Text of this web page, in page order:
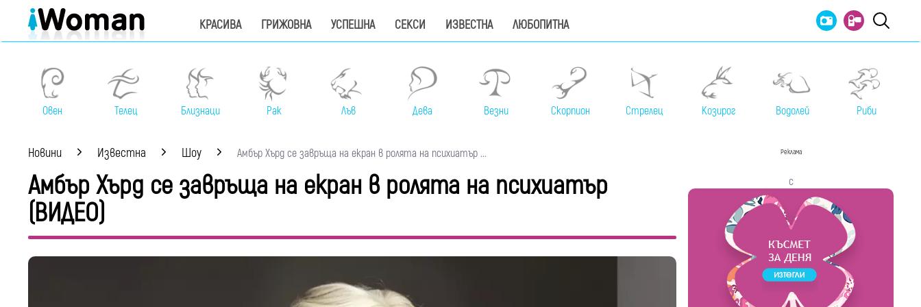
КРАСИВА ГРИЖОВНА УСПЕШНА СЕКСИ ИЗВЕСТНА ЛЮБОПИТНА
Овен Телец Близнаци Рак Лъв Дева Везни Скорпион Стрелец Козирог Водолей Риби
Новини Известна Шоу Амбър Хърд се завръща на екран в ролята на психиатър ...
Амбър Хърд се завръща на екран в ролята на психиатър
(ВИДЕО)
Реклама
с